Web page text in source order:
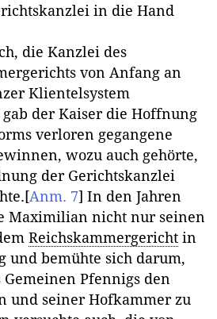
in die Hand
die Kanzlei des
von Anfang an
Klientelsystem
der Kaiser die Hoffnung
verloren gegangene
wozu auch gehörte,
der Gerichtskanzlei
[Anm. 7] In den Jahren
Maximilian nicht nur seinen
Reichskammergericht in
und bemühte sich darum,
Pfennigs den
und seiner Hofkammer zu